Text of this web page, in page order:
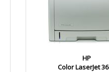
HP
Color LaserJet